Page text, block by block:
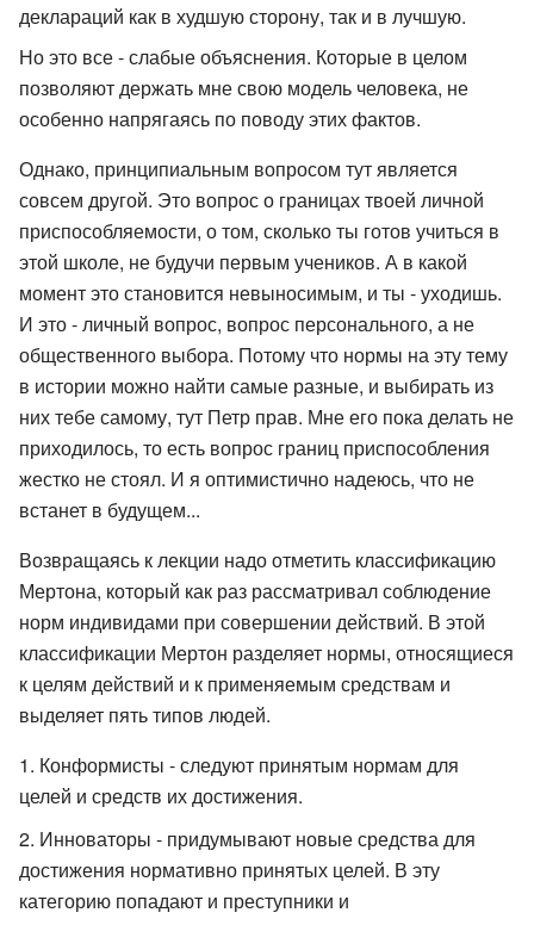
деклараций как в худшую сторону, так и в лучшую.
Но это все - слабые объяснения. Которые в целом
позволяют держать мне свою модель человека, не
особенно напрягаясь по поводу этих фактов.
Однако, принципиальным вопросом тут является
совсем другой. Это вопрос о границах твоей личной
приспособляемости, о том, сколько ты готов учиться в
этой школе, не будучи первым учеников. А в какой
момент это становится невыносимым, и ты - уходишь.
И это - личный вопрос, вопрос персонального, а не
общественного выбора. Потому что нормы на эту тему
в истории можно найти самые разные, и выбирать из
них тебе самому, тут Петр прав. Мне его пока делать не
приходилось, то есть вопрос границ приспособления
жестко не стоял. И я оптимистично надеюсь, что не
встанет в будущем...
Возвращаясь к лекции надо отметить классификацию
Мертона, который как раз рассматривал соблюдение
норм индивидами при совершении действий. В этой
классификации Мертон разделяет нормы, относящиеся
к целям действий и к применяемым средствам и
выделяет пять типов людей.
Конформисты - следуют принятым нормам для
целей и средств их достижения.
Инноваторы - придумывают новые средства для
достижения нормативно принятых целей. В эту
категорию попадают и преступники и